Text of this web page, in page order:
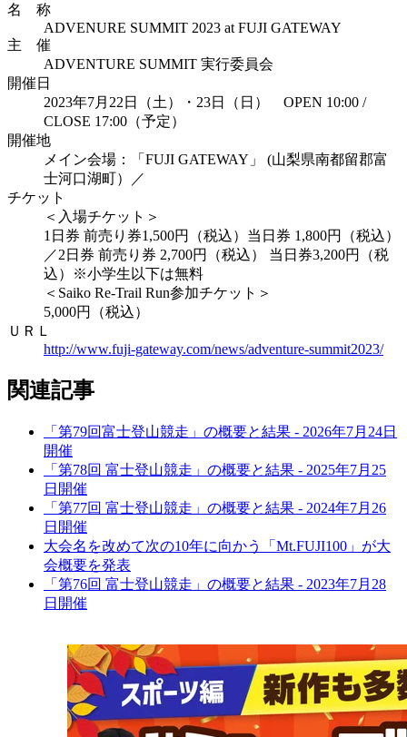
名 称
ADVENURE SUMMIT 2023 at FUJI GATEWAY
主 催
ADVENTURE SUMMIT 実行委員会
開催日
2023年7月22日（土）・23日（日） OPEN 10:00 /
CLOSE 17:00（予定）
開催地
メイン会場：「FUJI GATEWAY」 (山梨県南都留郡富
士河口湖町）／
チケット
＜入場チケット＞
1日券 前売り券1,500円（税込）当日券 1,800円（税込）
／2日券 前売り券 2,700円（税込） 当日券3,200円（税
込）※小学生以下は無料
＜Saiko Re-Trail Run参加チケット＞
5,000円（税込）
ＵＲＬ
http://www.fuji-gateway.com/news/adventure-summit2023/
関連記事
「第79回富士登山競走」の概要と結果 - 2026年7月24日
開催
「第78回 富士登山競走」の概要と結果 - 2025年7月25
日開催
「第77回 富士登山競走」の概要と結果 - 2024年7月26
日開催
大会名を改めて次の10年に向かう「Mt.FUJI100」が大
会概要を発表
「第76回 富士登山競走」の概要と結果 - 2023年7月28
日開催